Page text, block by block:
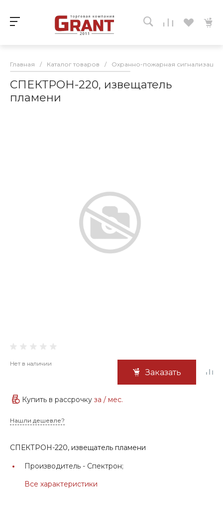
Главная / Каталог товаров / Охранно-пожарная сигнализация
СПЕКТРОН-220, извещатель
пламени
Нет в наличии
Заказать
Купить в рассрочку за / мес.
Нашли дешевле?
СПЕКТРОН-220, извещатель пламени
Производитель - Спектрон;
Все характеристики